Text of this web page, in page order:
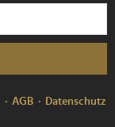
AGB
Datenschutz